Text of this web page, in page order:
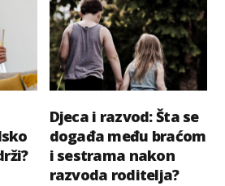
Djeca i razvod: Šta se
događa među braćom
i sestrama nakon
razvoda roditelja?